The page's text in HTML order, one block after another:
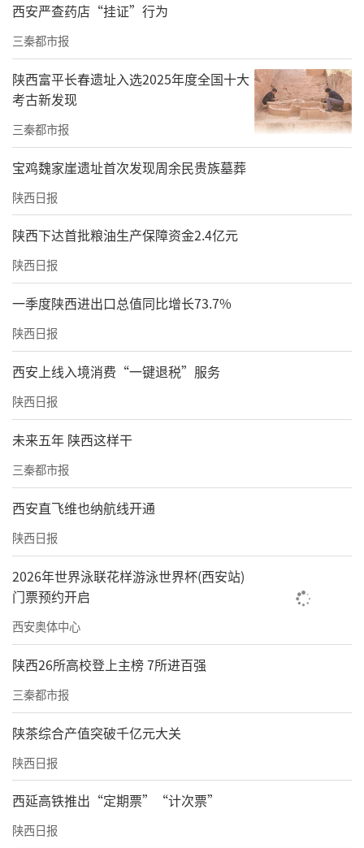
术前软化脂肪，“适用于身体躯干及四肢近端
部位”，也不能用于面部。
>>有医院直接称为高频电灼仪、“械二仪器”
记者在7家医院面诊过程中，工作人员均未明确
告知“黄金微针”说明书适用范围。
■米兰柏羽：仪器区别“不是你该操心
的”，“是来调研的吗？”
在西安米兰柏羽医疗美容医院，咨询师带着记
者看完仪器后，记者询问半岛与黑耀双波黄金
微针的区别，咨询师说：“这不是你们该操心
的事情，我们一天要接待三四百人，仪器肯定
是保真的。”再咨询时，咨询师反问：“你是
到我们这来调研吗？”
■高一生：黄金微针是高频电灼仪，“促使皮
肤自我修复”
记者在西安高一生医疗美容医院面诊时，咨询
师讲述黄金微针原理时明确提到，“黄金微针
是一个高频的电灼仪，通过针头刺入皮肤，针
是镀金的，所以叫黄金微针，针刺入皮肤里面
之后，进行电灼的放射射频，促使皮肤进行自
我修复，让皮肤的炎症消下去。”
■艺星：分医学名和通用名，“要叫高频电灼
仪，吓得人都不做了”
在西安艺星医疗美容医院，记者询问黄金微针
是否是实际注册名？医生说“如果说你在意网
上现在的说法（高频电灼仪当黄金微针被查一
事），可以做黑耀双波（品牌）。现在有很多
专家共识和文献说明，黄金微针对于改善毛孔
和皮肤细腻度的效果还是不错的。其实就像买
西安严查药店“挂证”行为
三秦都市报
陕西富平长春遗址入选2025年度全国十大
考古新发现
三秦都市报
宝鸡魏家崖遗址首次发现周余民贵族墓葬
陕西日报
陕西下达首批粮油生产保障资金2.4亿元
陕西日报
一季度陕西进出口总值同比增长73.7%
陕西日报
西安上线入境消费“一键退税”服务
陕西日报
未来五年 陕西这样干
三秦都市报
西安直飞维也纳航线开通
陕西日报
2026年世界泳联花样游泳世界杯(西安站)
门票预约开启
西安奥体中心
陕西26所高校登上主榜 7所进百强
三秦都市报
陕茶综合产值突破千亿元大关
陕西日报
西延高铁推出“定期票”“计次票”
陕西日报